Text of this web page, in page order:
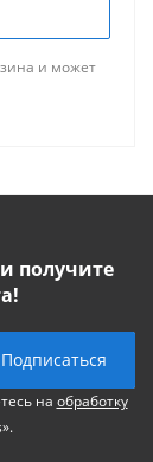
и может
получите
на обработку